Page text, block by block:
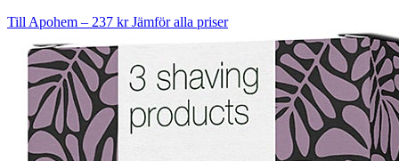
Till Apohem – 237 krJämför alla priser